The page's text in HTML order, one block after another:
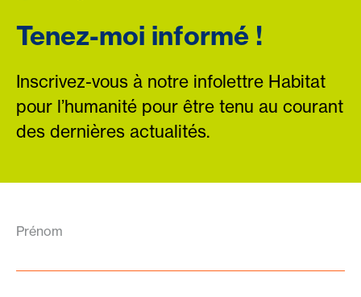
Tenez-moi informé !
Inscrivez-vous à notre infolettre Habitat
pour l’humanité pour être tenu au courant
des dernières actualités.
Prénom